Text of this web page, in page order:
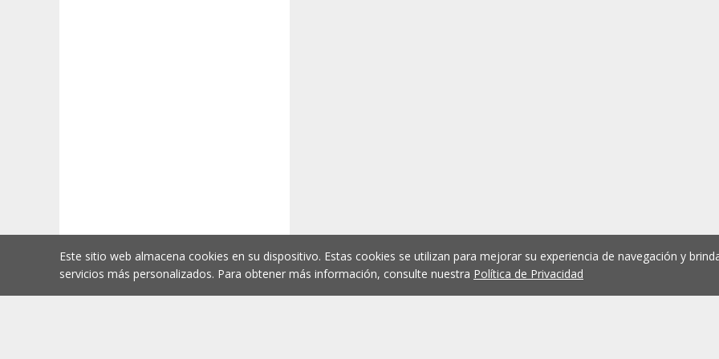
Este sitio web almacena cookies en su dispositivo. Estas cookies se utilizan para mejorar su experiencia de navegación y
servicios más personalizados. Para obtener más información, consulte nuestra Política de Privacidad